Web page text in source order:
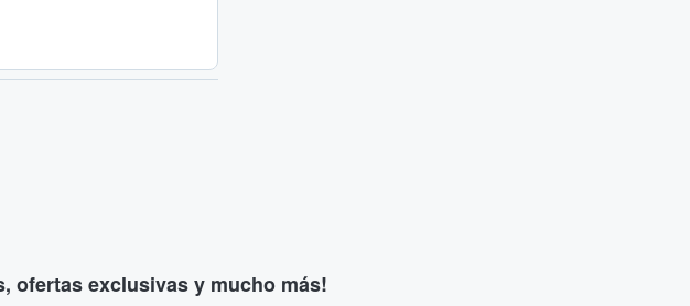
ofertas exclusivas y mucho más!